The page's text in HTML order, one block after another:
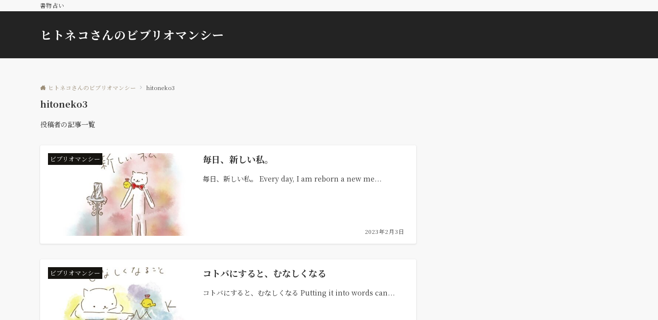
書物占い
ヒトネコさんのビブリオマンシー
ヒトネコさんのビブリオマンシー hitoneko3
hitoneko3
投稿者の記事一覧
ビブリオマンシー 毎日、新しい私。
毎日、新しい私。 Every day, I am reborn a new me...
2023年2月3日
ビブリオマンシー コトバにすると、むなしくなる
コトバにすると、むなしくなる Putting it into words can...